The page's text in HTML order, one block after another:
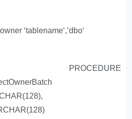
‘tablename‘,‘dbo‘